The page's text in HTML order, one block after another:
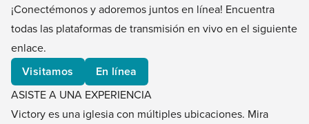
¡Conectémonos y adoremos juntos en línea! Encuentra
todas las plataformas de transmisión en vivo en el siguiente
enlace.
Visitamos
En línea
ASISTE A UNA EXPERIENCIA
Victory es una iglesia con múltiples ubicaciones. Mira